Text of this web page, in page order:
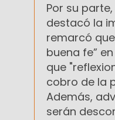
Por su
destacó la
remarcó
buena fe”
que
cobro de la
Además,
serán